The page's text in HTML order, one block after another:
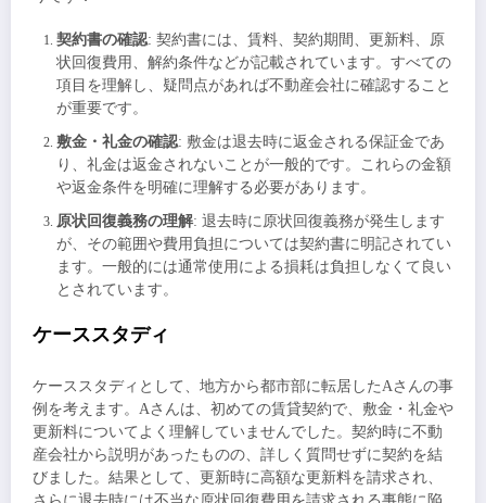
契約書の確認: 契約書には、賃料、契約期間、更新料、原
状回復費用、解約条件などが記載されています。すべての
項目を理解し、疑問点があれば不動産会社に確認すること
が重要です。
敷金・礼金の確認: 敷金は退去時に返金される保証金であ
り、礼金は返金されないことが一般的です。これらの金額
や返金条件を明確に理解する必要があります。
原状回復義務の理解: 退去時に原状回復義務が発生します
が、その範囲や費用負担については契約書に明記されてい
ます。一般的には通常使用による損耗は負担しなくて良い
とされています。
ケーススタディ
ケーススタディとして、地方から都市部に転居したAさんの事
例を考えます。Aさんは、初めての賃貸契約で、敷金・礼金や
更新料についてよく理解していませんでした。契約時に不動
産会社から説明があったものの、詳しく質問せずに契約を結
びました。結果として、更新時に高額な更新料を請求され、